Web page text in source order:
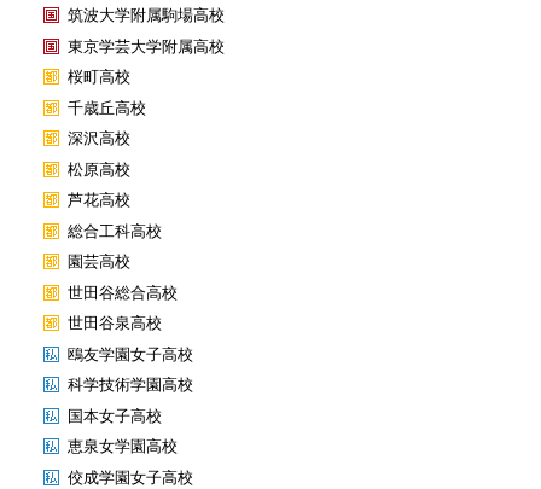
筑波大学附属駒場高校
東京学芸大学附属高校
桜町高校
千歳丘高校
深沢高校
松原高校
芦花高校
総合工科高校
園芸高校
世田谷総合高校
世田谷泉高校
鴎友学園女子高校
科学技術学園高校
国本女子高校
恵泉女学園高校
佼成学園女子高校